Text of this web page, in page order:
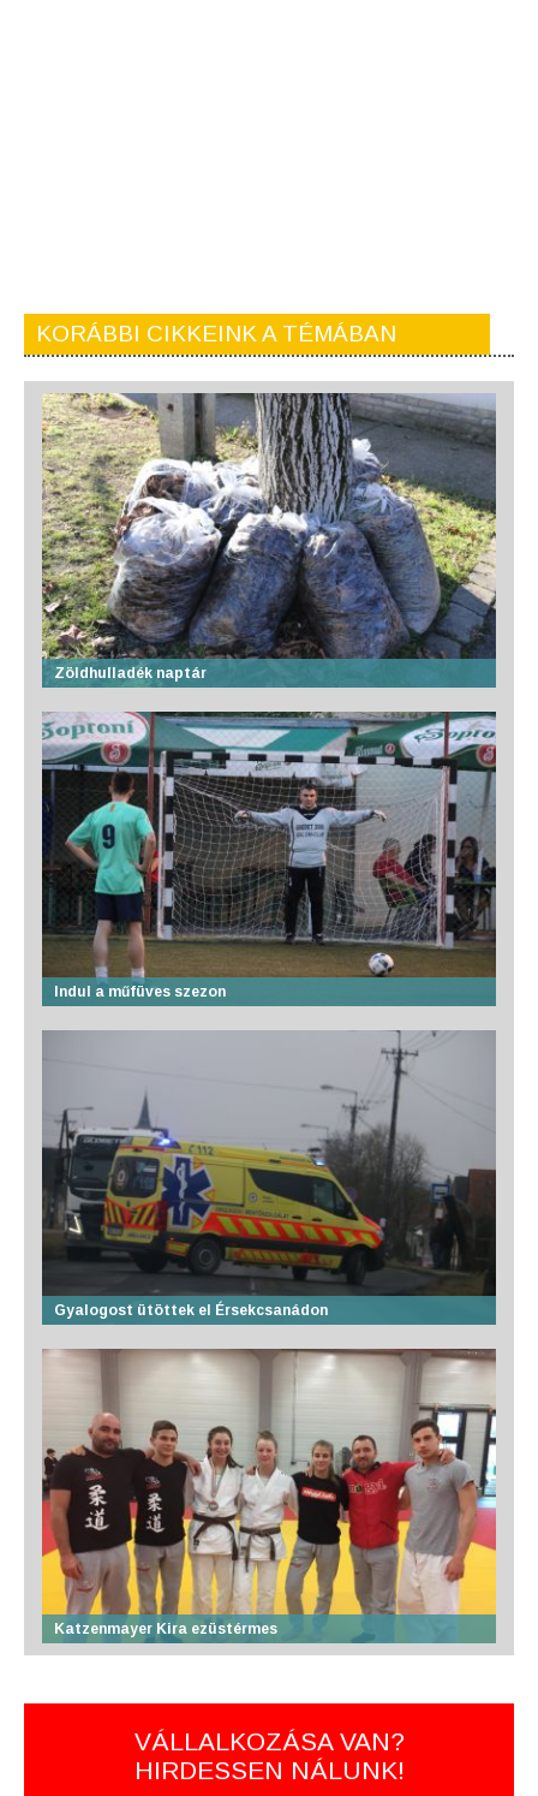
KORÁBBI CIKKEINK A TÉMÁBAN
Zöldhulladék naptár
Indul a műfüves szezon
Gyalogost ütöttek el Érsekcsanádon
Katzenmayer Kira ezüstérmes
VÁLLALKOZÁSA VAN?
HIRDESSEN NÁLUNK!